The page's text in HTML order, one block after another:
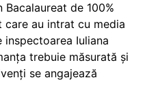
de 100%
care au intrat cu media
inspectoarea Iuliana
trebuie măsurată și
se angajează